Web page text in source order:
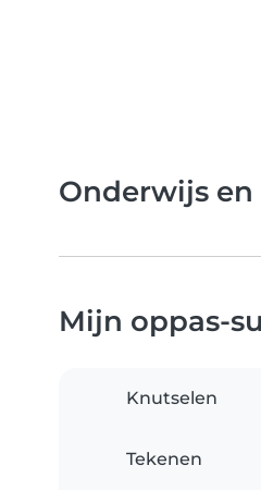
Onderwijs
Mijn oppas-
Knutselen
Tekenen